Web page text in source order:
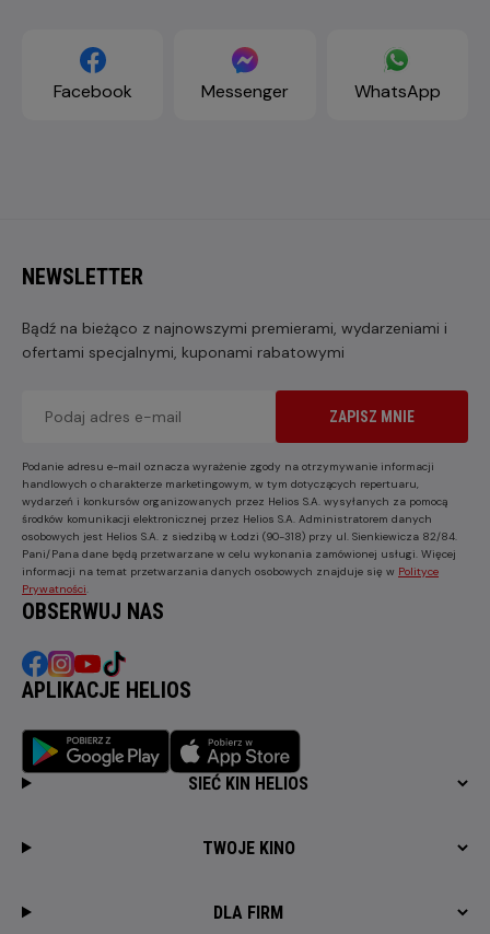
Facebook Messenger WhatsApp
NEWSLETTER
Bądź na bieżąco z najnowszymi premierami, wydarzeniami i
ofertami specjalnymi, kuponami rabatowymi
ZAPISZ MNIE
Podanie adresu e-mail oznacza wyrażenie zgody na otrzymywanie informacji
handlowych o charakterze marketingowym, w tym dotyczących repertuaru,
wydarzeń i konkursów organizowanych przez Helios S.A. wysyłanych za pomocą
środków komunikacji elektronicznej przez Helios S.A. Administratorem danych
osobowych jest Helios S.A. z siedzibą w Łodzi (90-318) przy ul. Sienkiewicza 82/84.
Pani/Pana dane będą przetwarzane w celu wykonania zamówionej usługi. Więcej
informacji na temat przetwarzania danych osobowych znajduje się w Polityce
Prywatności
OBSERWUJ NAS
APLIKACJE HELIOS
SIEĆ KIN HELIOS
TWOJE KINO
DLA FIRM